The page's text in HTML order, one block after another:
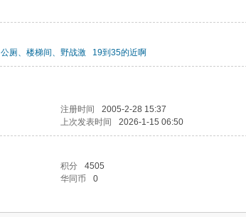
公厕、楼梯间、野战激 19到35的近啊
注册时间 2005-2-28 15:37
上次发表时间 2026-1-15 06:50
积分 4505
华同币 0